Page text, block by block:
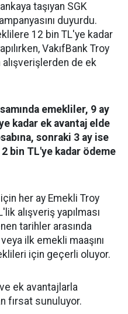
taşıyan SGK
duyurdu.
12 bin TL'ye kadar
VakıfBank Troy
alışverişlerden de ek
emekliler, 9 ay
kadar ek avantaj elde
sonraki 3 ay ise
bin TL'ye kadar ödeme
her ay Emekli Troy
alışveriş yapılması
tarihler arasında
ilk emekli maaşını
için geçerli oluyor.
ek avantajlarla
fırsat sunuluyor.